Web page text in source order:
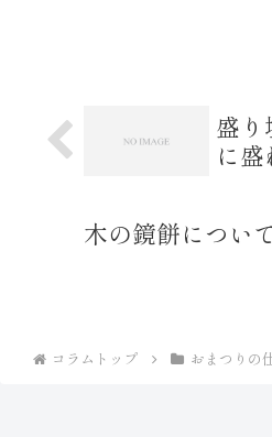
盛り
に
木の鏡餅について
コラムトップ おまつりの